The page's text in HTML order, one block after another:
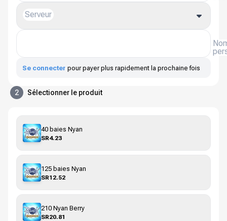
Serveur
Se connecter pour payer plus rapidement la prochaine fois
2 Sélectionner le produit
40 baies Nyan
SR4.23
125 baies Nyan
SR12.52
210 Nyan Berry
SR20.81